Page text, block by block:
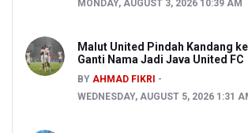
MONDAY, AUGUST 3, 2026 10:39 AM
Malut United Pindah Kandang
Ganti Nama Jadi Java United FC
BY AHMAD FIKRI
WEDNESDAY, AUGUST 5, 2026 1:31